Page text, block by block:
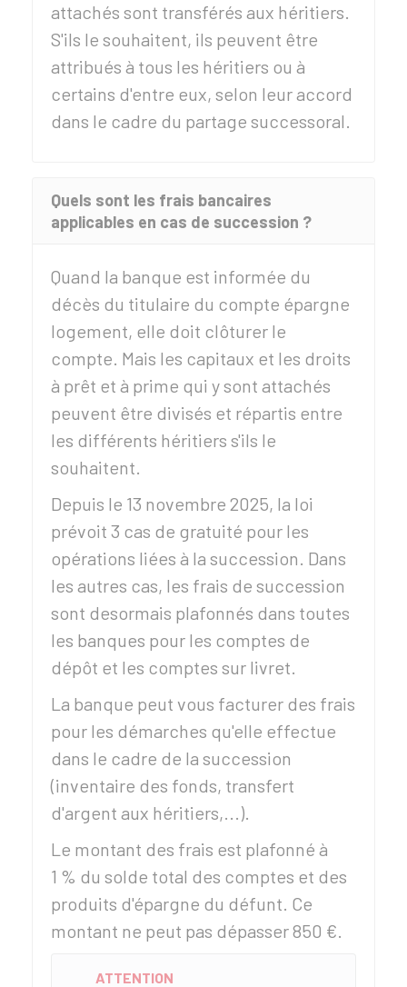
attachés sont transférés aux héritiers.
S'ils le souhaitent, ils peuvent être
attribués à tous les héritiers ou à
certains d'entre eux, selon leur accord
dans le cadre du partage successoral.
Quels sont les frais bancaires
applicables en cas de succession ?
Quand la banque est informée du
décès du titulaire du compte épargne
logement, elle doit clôturer le
compte. Mais les capitaux et les droits
à prêt et à prime qui y sont attachés
peuvent être divisés et répartis entre
les différents héritiers s'ils le
souhaitent.
Depuis le 13 novembre 2025, la loi
prévoit 3 cas de gratuité pour les
opérations liées à la succession. Dans
les autres cas, les frais de succession
sont desormais plafonnés dans toutes
les banques pour les comptes de
dépôt et les comptes sur livret.
La banque peut vous facturer des frais
pour les démarches qu'elle effectue
dans le cadre de la succession
(inventaire des fonds, transfert
d'argent aux héritiers,...).
Le montant des frais est plafonné à
1 % du solde total des comptes et des
produits d'épargne du défunt. Ce
montant ne peut pas dépasser850 €.
ATTENTION